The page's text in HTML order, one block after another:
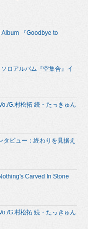
Album 『Goodbye to
ロアルバム『空集合』イ
G.村松拓 続・たっきゅん
タビュー：終わりを見据え
Carved In Stone
G.村松拓 続・たっきゅん